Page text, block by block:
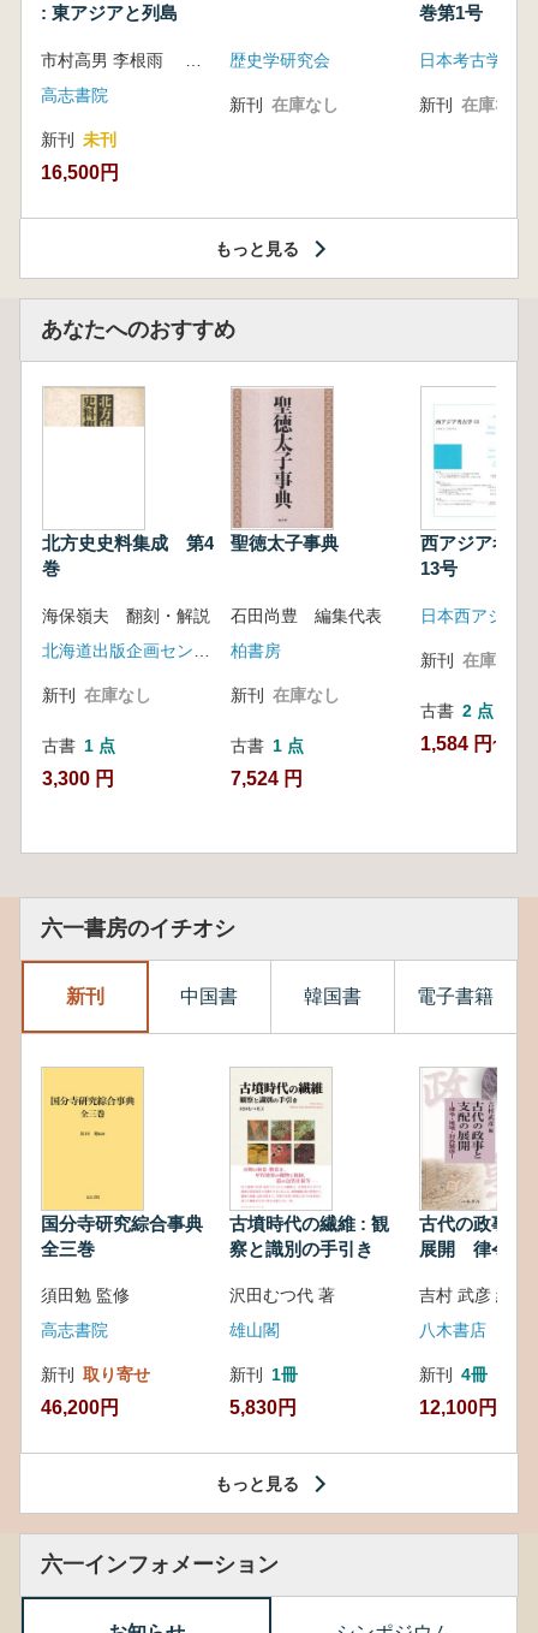
: 東アジアと列島
高志書院
新刊 未刊
16,500円
歴史学研究会
新刊 在庫なし
巻第1号
日本考古学会
新刊 在庫なし
もっと見る
あなたへのおすすめ
北方史史料集成 第4
巻
海保嶺夫 翻刻・解説
新刊 在庫なし
古書 1 点
3,300 円
聖徳太子事典
石田尚豊 編集代表
柏書房
新刊 在庫なし
古書 1 点
7,524 円
西アジア考
13号
日本西アジア
新刊 在庫なし
古書 2 点
1,584 円~
六一書房のイチオシ
新刊 中国書 韓国書 電子書籍
国分寺研究綜合事典
全三巻
須田勉 監修
高志書院
新刊 取り寄せ
46,200円
古墳時代の繊維 : 観
察と識別の手引き
沢田むつ代 著
雄山閣
新刊 1冊
5,830円
古代の政事と
展開 律令・
吉村 武彦 編集
八木書店
新刊 4冊
12,100円
もっと見る
六一インフォメーション